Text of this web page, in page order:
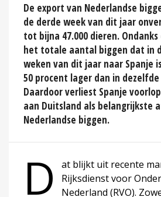
De export van Nederlandse
de derde week van dit jaar
tot bijna 47.000 dieren.
het totale aantal biggen dat in
weken van dit jaar naar Spanje
50 procent lager dan in
Daardoor verliest Spanje
aan Duitsland als belangrijkste
Nederlandse biggen.
D
at blijkt uit recente
Rijksdienst voor
Nederland (RVO).